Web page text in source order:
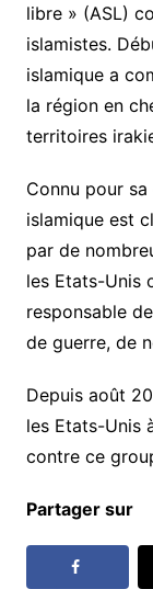
libre » (ASL)
islamistes.
islamique a
la région en
territoires
Connu pour
islamique est
par de
les Etats-Unis
responsable
de guerre, de
Depuis août
les Etats-Unis
contre ce
Partager sur